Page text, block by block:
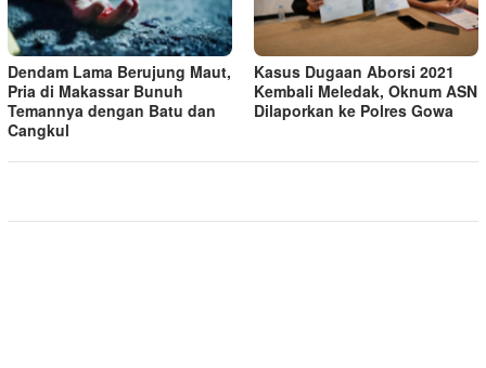
Dendam Lama Berujung Maut,
Pria di Makassar Bunuh
Temannya dengan Batu dan
Cangkul
Kasus Dugaan Aborsi 2021
Kembali Meledak, Oknum ASN
Dilaporkan ke Polres Gowa